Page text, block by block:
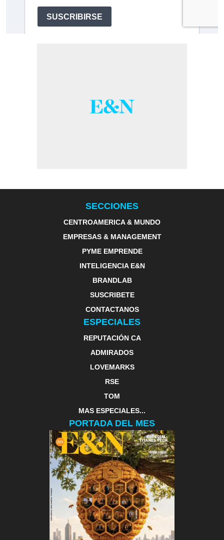
SECCIONES
CENTROAMERICA & MUNDO
EMPRESAS & MANAGEMENT
PYME EMPRENDE
INTELIGENCIA E&N
BRANDLAB
SUSCRIBETE
CONTACTANOS
ESPECIALES
REPUTACIÓN CA
ADMIRADOS
LOVEMARKS
RSE
TOM
MAS ESPECIALES...
PORTADA DEL MES